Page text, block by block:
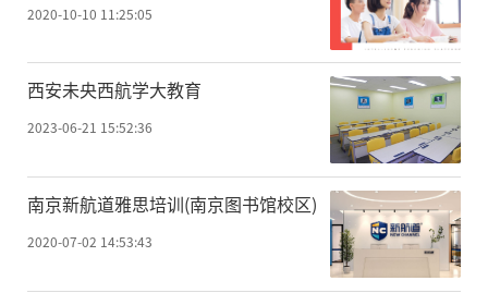
2020-10-10 11:25:05
西安未央西航学大教育
2023-06-21 15:52:36
南京新航道雅思培训(南京图书馆校区)
2020-07-02 14:53:43